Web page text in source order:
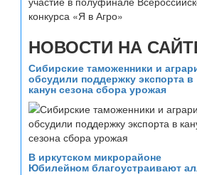
НОВОСТИ НА
Сибирские таможенники и
обсудили поддержку экспорта в
канун сезона сбора урожая
В иркутском микрорайоне
Юбилейном благоустраивают